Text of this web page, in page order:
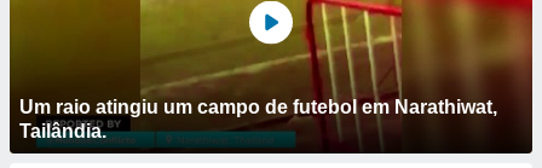
Um raio atingiu um campo de futebol em Narathiwat,
Tailândia.